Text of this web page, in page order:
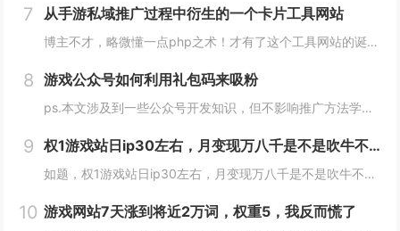
7 从手游私域推广过程中衍生的一个卡片工具网站
博主不才，略微懂一点php之术！才有了这个工具网站的诞生，且网站用户日渐增长，算是拿捏了一个工具需求的痛点。不知道从什么时候起，推广手游不再是以传统网站制作应用详情页，再挂载下载地址供游戏玩家自助下载为主了，模式逐渐变为先引流游戏玩家添加微...
8 游戏公众号如何利用礼包码来吸粉
ps.本文涉及到一些公众号开发知识，但不影响推广方法学习~做游戏推广的小伙伴，手里必不可少的都有一个游戏内容性质的微信公众号吧，毕竟在私域推广中，微信公众号不仅能承接内容分享转发，还能利用公众号游戏攻略内容或礼包码福利来沉淀用户。而且在当下...
9 权1游戏站日ip30左右，月变现万八千是不是吹牛不打草稿？
如题，权1游戏站日ip30左右，月变现万八千是不是吹牛不打草稿？这也是我偶尔在4414站长论坛有过几次论述的内容，谨言慎行一直是我做事的原则，但是在一个气氛尤为消极的站长论坛发布这样的言论，无疑迎来的都是质疑和diss！但我相信，个别在我本...
10 游戏网站7天涨到将近2万词，权重5，我反而慌了